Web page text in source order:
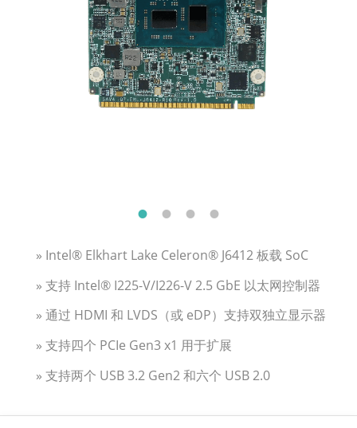
» Intel® Elkhart Lake Celeron® J6412 板载 SoC
» 支持 Intel® I225-V/I226-V 2.5 GbE 以太网控制器
» 通过 HDMI 和 LVDS（或 eDP）支持双独立显示器
» 支持四个 PCIe Gen3 x1 用于扩展
» 支持两个 USB 3.2 Gen2 和六个 USB 2.0